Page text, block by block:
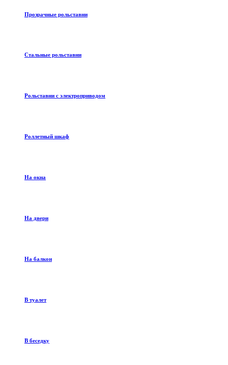
Прозрачные рольставни
Стальные рольставни
Рольставни с электроприводом
Роллетный шкаф
На окна
На двери
На балкон
В туалет
В беседку